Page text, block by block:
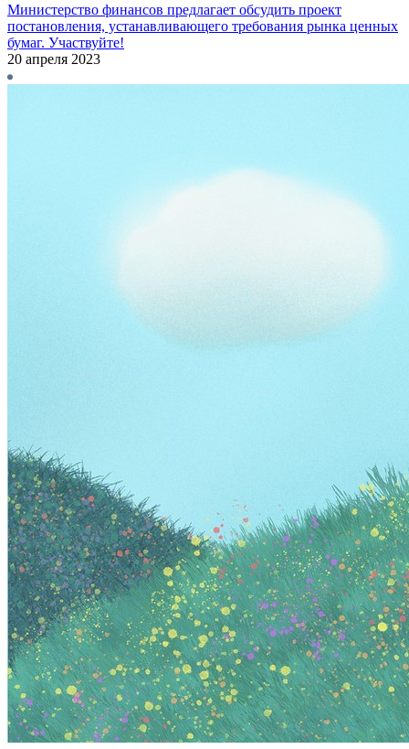
Министерство финансов предлагает обсудить проект
постановления, устанавливающего требования рынка ценных
бумаг. Участвуйте!
20 апреля 2023